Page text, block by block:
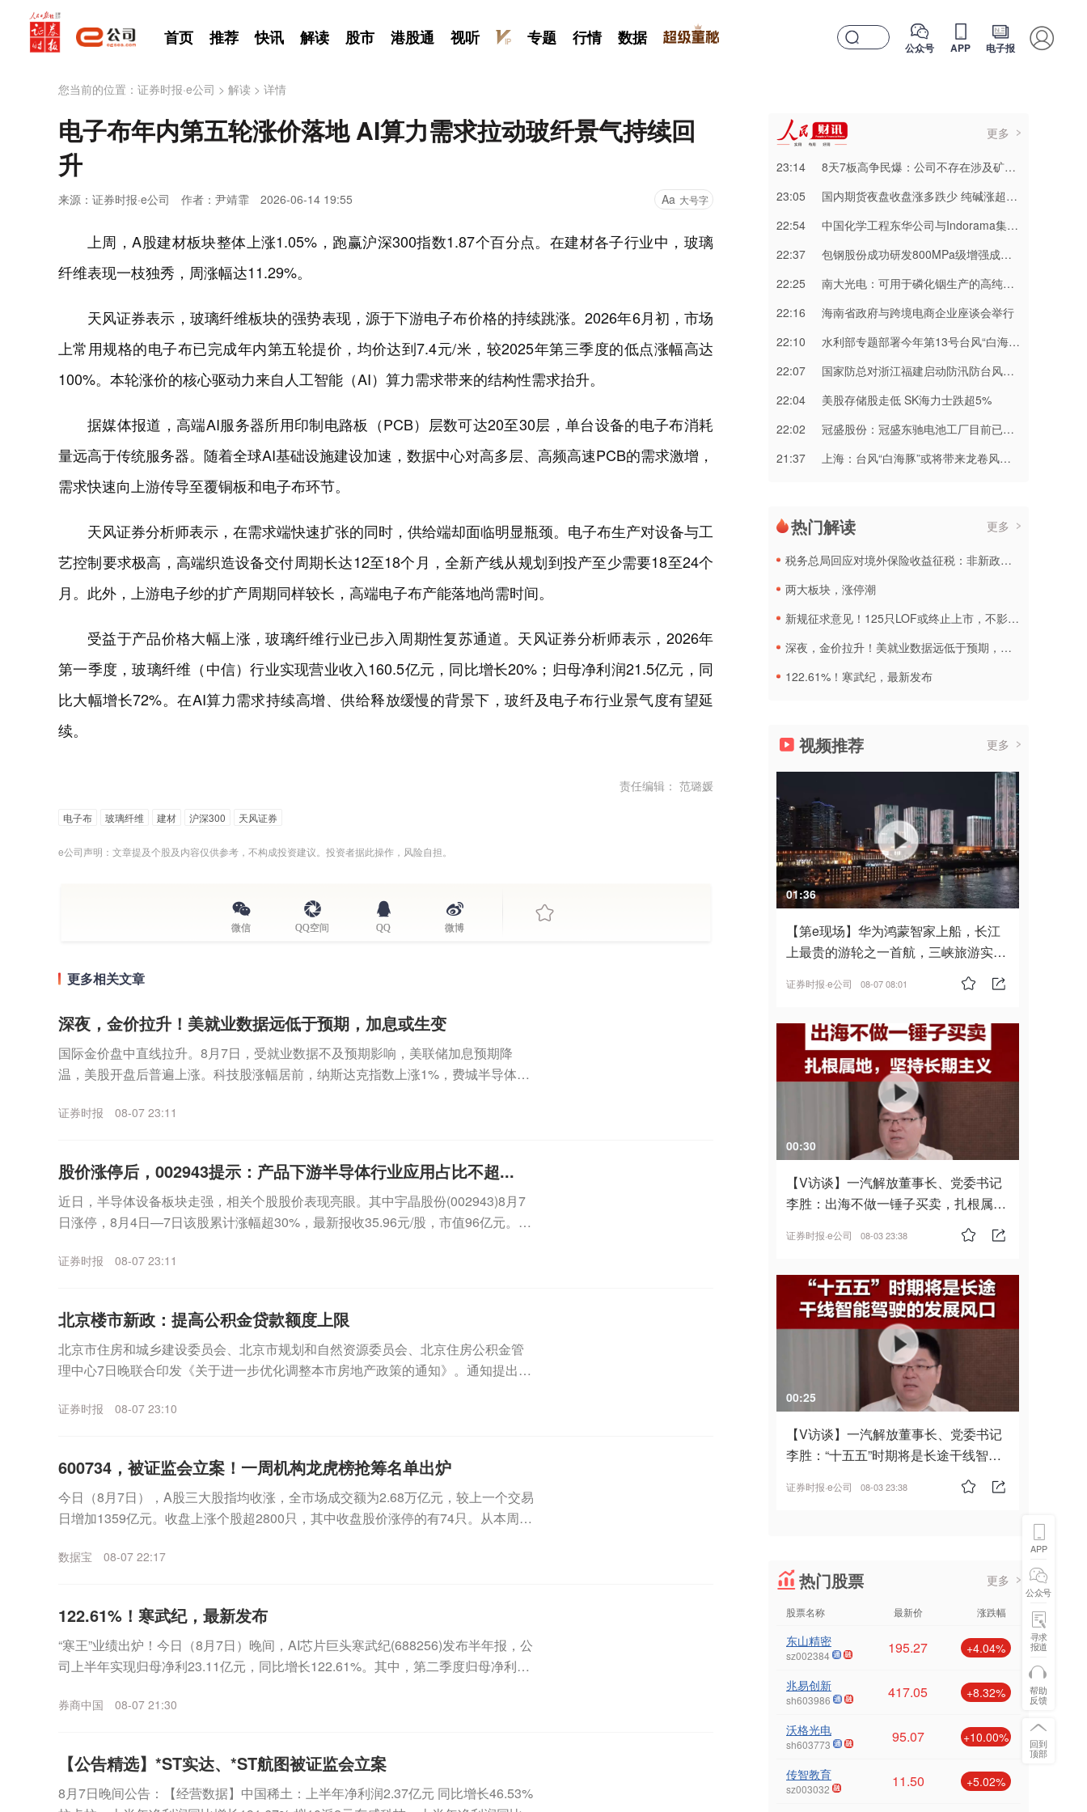
首页 推荐 快讯 解读 股市 港股通 视听 专题 行情 数据 公众号 APP 电子报
您当前的位置： 证券时报·e公司 > 解读 > 详情
电子布年内第五轮涨价落地 AI算力需求拉动玻纤景气持续回
升
来源：证券时报·e公司 作者：尹靖霏 2026-06-14 19:55 Aa 大号字
上周，A股建材板块整体上涨1.05%，跑赢沪深300指数1.87个百分点。在建材各子行业中，玻璃
纤维表现一枝独秀，周涨幅达11.29%。
天风证券表示，玻璃纤维板块的强势表现，源于下游电子布价格的持续跳涨。2026年6月初，市场
上常用规格的电子布已完成年内第五轮提价，均价达到7.4元/米，较2025年第三季度的低点涨幅高达
100%。本轮涨价的核心驱动力来自人工智能（AI）算力需求带来的结构性需求抬升。
据媒体报道，高端AI服务器所用印制电路板（PCB）层数可达20至30层，单台设备的电子布消耗
量远高于传统服务器。随着全球AI基础设施建设加速，数据中心对高多层、高频高速PCB的需求激增，
需求快速向上游传导至覆铜板和电子布环节。
天风证券分析师表示，在需求端快速扩张的同时，供给端却面临明显瓶颈。电子布生产对设备与工
艺控制要求极高，高端织造设备交付周期长达12至18个月，全新产线从规划到投产至少需要18至24个
月。此外，上游电子纱的扩产周期同样较长，高端电子布产能落地尚需时间。
受益于产品价格大幅上涨，玻璃纤维行业已步入周期性复苏通道。天风证券分析师表示，2026年
第一季度，玻璃纤维（中信）行业实现营业收入160.5亿元，同比增长20%；归母净利润21.5亿元，同
比大幅增长72%。在AI算力需求持续高增、供给释放缓慢的背景下，玻纤及电子布行业景气度有望延
续。
责任编辑： 范璐媛
电子布 玻璃纤维 建材 沪深300 天风证券
e公司声明：文章提及个股及内容仅供参考，不构成投资建议。投资者据此操作，风险自担。
微信 QQ空间 QQ 微博
更多相关文章
深夜，金价拉升！美就业数据远低于预期，加息或生变
国际金价盘中直线拉升。8月7日，受就业数据不及预期影响，美联储加息预期降
温，美股开盘后普遍上涨。科技股涨幅居前，纳斯达克指数上涨1%，费城半导体指
证券时报 08-07 23:11
股价涨停后，002943提示：产品下游半导体行业应用占比不超...
近日，半导体设备板块走强，相关个股股价表现亮眼。其中宇晶股份(002943)8月7
日涨停，8月4日—7日该股累计涨幅超30%，最新报收35.96元/股，市值96亿元。8
证券时报 08-07 23:11
北京楼市新政：提高公积金贷款额度上限
北京市住房和城乡建设委员会、北京市规划和自然资源委员会、北京住房公积金管
理中心7日晚联合印发《关于进一步优化调整本市房地产政策的通知》。通知提出，
证券时报 08-07 23:10
600734，被证监会立案！一周机构龙虎榜抢筹名单出炉
今日（8月7日），A股三大股指均收涨，全市场成交额为2.68万亿元，较上一个交易
日增加1359亿元。收盘上涨个股超2800只，其中收盘股价涨停的有74只。从本周的
数据宝 08-07 22:17
122.61%！寒武纪，最新发布
“寒王”业绩出炉！今日（8月7日）晚间，AI芯片巨头寒武纪(688256)发布半年报，公
司上半年实现归母净利23.11亿元，同比增长122.61%。其中，第二季度归母净利为
券商中国 08-07 21:30
【公告精选】*ST实达、*ST航图被证监会立案
8月7日晚间公告：【经营数据】中国稀土：上半年净利润2.37亿元 同比增长46.53%
更多
23:14
8天7板高争民爆：公司不存在涉及矿山资产注入和重大资产重组的具体计划
23:05
国内期货夜盘收盘涨多跌少 纯碱涨超3%
22:54
中国化学工程东华公司与Indorama集团正式签署安阳清洁制气示范项目EPC合同
22:37
包钢股份成功研发800MPa级增强成形性稀土热轧汽车钢
22:25
南大光电：可用于磷化铟生产的高纯三甲基铟产能目前约为2吨/年
22:16
海南省政府与跨境电商企业座谈会举行
22:10
水利部专题部署今年第13号台风“白海豚” 暴雨洪水防御工作
22:07
国家防总对浙江福建启动防汛防台风三级应急响应
22:04
美股存储股走低 SK海力士跌超5%
22:02
冠盛股份：冠盛东驰电池工厂目前已进入全面联机调试工作
21:37
上海：台风“白海豚”或将带来龙卷风等极端影响
热门解读 更多
税务总局回应对境外保险收益征税：非新政策，无需过度解读
两大板块，涨停潮
新规征求意见！125只LOF或终止上市，不影响基金正常投资运作
深夜，金价拉升！美就业数据远低于预期，加息或生变
122.61%！寒武纪，最新发布
视频推荐 更多
01:36
【第e现场】华为鸿蒙智家上船，长江
上最贵的游轮之一首航，三峡旅游实
证券时报·e公司 08-07 08:01
00:30
【V访谈】一汽解放董事长、党委书记
李胜：出海不做一锤子买卖，扎根属
证券时报·e公司 08-03 23:38
00:25
【V访谈】一汽解放董事长、党委书记
李胜：“十五五”时期将是长途干线智能
证券时报·e公司 08-03 23:38
热门股票 更多
股票名称 最新价 涨跌幅
东山精密
sz002384 195.27 +4.04%
兆易创新
sh603986 417.05 +8.32%
沃格光电
sh603773 95.07 +10.00%
传智教育
sz003032 11.50 +5.02%
APP
公众号
寻求
报道
帮助
反馈
回到
顶部